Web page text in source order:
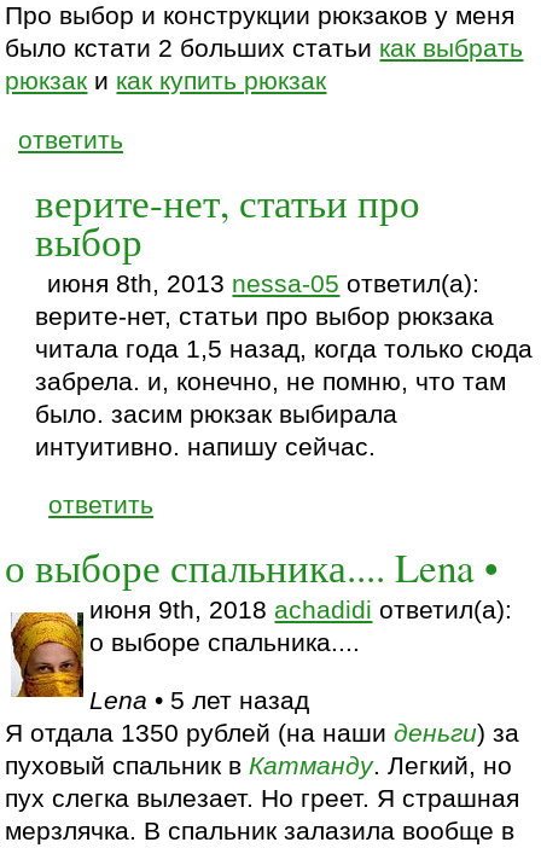
Про выбор и конструкции рюкзаков у меня
было кстати 2 больших статьи как выбрать
рюкзак и как купить рюкзак
ответить
верите-нет, статьи про
выбор
июня 8th, 2013 nessa-05 ответил(а):
верите-нет, статьи про выбор рюкзака
читала года 1,5 назад, когда только сюда
забрела. и, конечно, не помню, что там
было. засим рюкзак выбирала
интуитивно. напишу сейчас.
ответить
о выборе спальника.... Lena •
июня 9th, 2018 achadidi ответил(а):
о выборе спальника....
Lena • 5 лет назад
Я отдала 1350 рублей (на нашиденьги) за
пуховый спальник вКатманду. Легкий, но
пух слегка вылезает. Но греет. Я страшная
мерзлячка. В спальник залазила вообще в